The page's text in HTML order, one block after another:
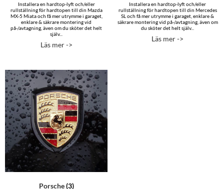
Installera en hardtop-lyft och/eller
rullställning för hardtopen till din Mazda
MX-5 Miata och få mer utrymme i garaget,
enklare & säkrare montering vid
på-/avtagning, även om du sköter det helt
själv...
Läs mer ->
Installera en hardtop-lyft och/eller
rullställning för hardtopen till din Mercedes
SL och få mer utrymme i garaget, enklare &
säkrare montering vid på-/avtagning, även om
du sköter det helt själv...
Läs mer ->
Porsche(3)